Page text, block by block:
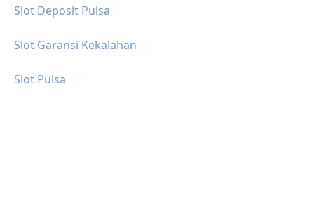
Slot Deposit Pulsa
Slot Garansi Kekalahan
Slot Pulsa